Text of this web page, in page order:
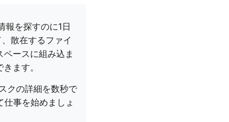
報を探すのに1日
散在するファイ
ースに組み込ま
ます。
クの詳細を数秒で
事を始めましょ